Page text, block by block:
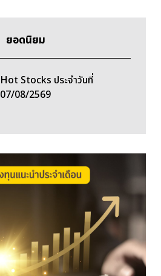
ยอดนิยม
Hot Stocks ประจำวันที่
07/08/2569